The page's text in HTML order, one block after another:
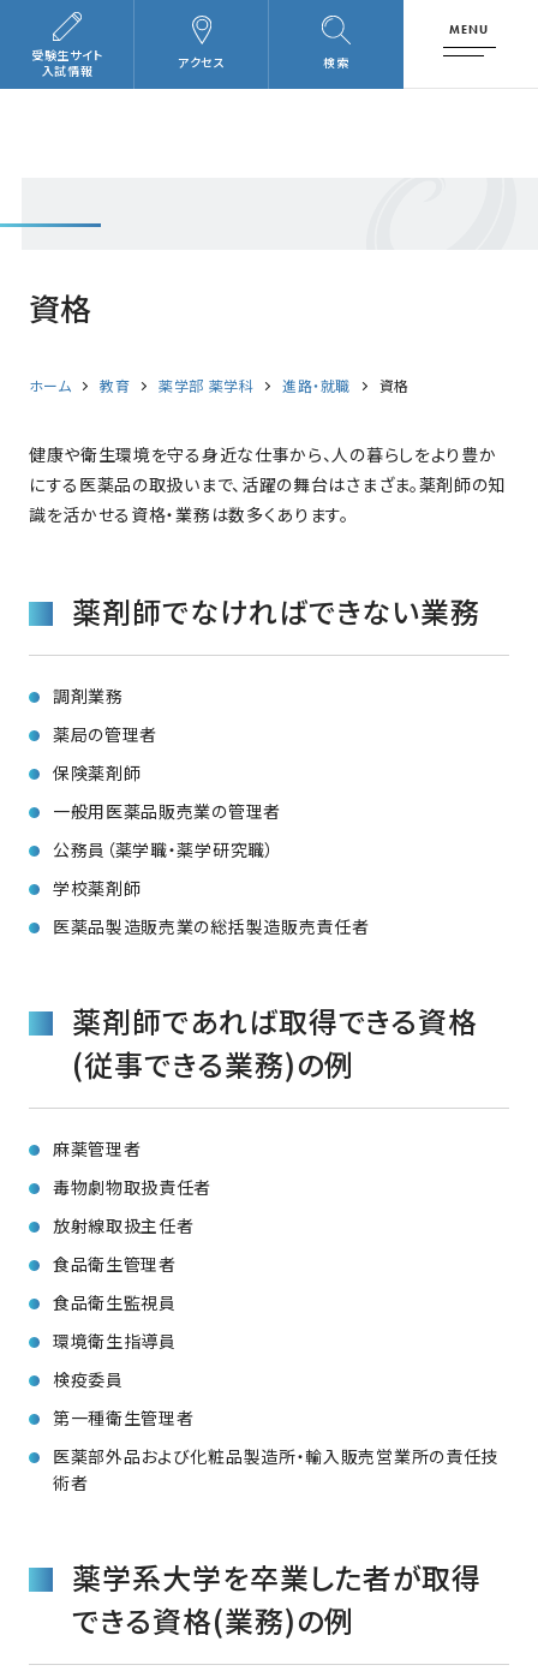
検索
アクセス
受験生サイト
入試情報
MENU
資格
ホーム 教育 薬学部 薬学科 進路・就職 資格
健康や衛生環境を守る身近な仕事から、人の暮らしをより豊か
にする医薬品の取扱いまで、活躍の舞台はさまざま。薬剤師の知
識を活かせる資格・業務は数多くあります。
薬剤師でなければできない業務
調剤業務
薬局の管理者
保険薬剤師
一般用医薬品販売業の管理者
公務員（薬学職・薬学研究職）
学校薬剤師
医薬品製造販売業の総括製造販売責任者
薬剤師であれば取得できる資格
(従事できる業務)の例
麻薬管理者
毒物劇物取扱責任者
放射線取扱主任者
食品衛生管理者
食品衛生監視員
環境衛生指導員
検疫委員
第一種衛生管理者
医薬部外品および化粧品製造所・輸入販売営業所の責任技
術者
薬学系大学を卒業した者が取得
できる資格(業務)の例